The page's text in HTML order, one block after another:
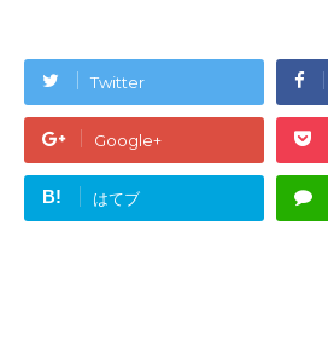
Twitter
Google+
B! はてブ